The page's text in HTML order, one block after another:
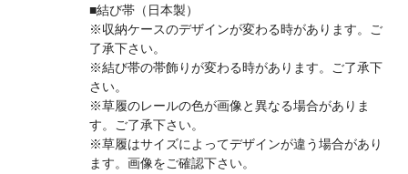
■結び帯（日本製）
※収納ケースのデザインが変わる時があります。ご
了承下さい。
※結び帯の帯飾りが変わる時があります。ご了承下
さい。
※草履のレールの色が画像と異なる場合がありま
す。ご了承下さい。
※草履はサイズによってデザインが違う場合があり
ます。画像をご確認下さい。